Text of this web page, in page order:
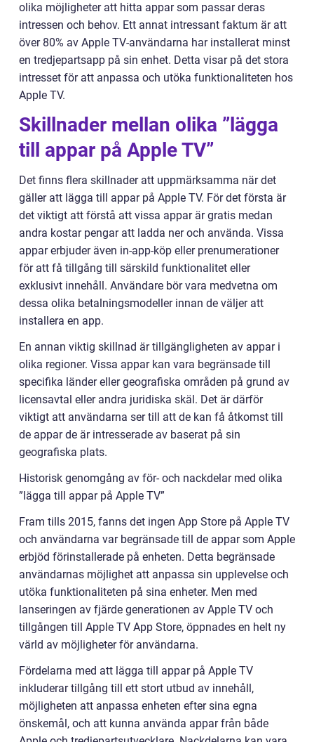
olika möjligheter att hitta appar som passar deras
intressen och behov. Ett annat intressant faktum är att
över 80% av Apple TV-användarna har installerat minst
en tredjepartsapp på sin enhet. Detta visar på det stora
intresset för att anpassa och utöka funktionaliteten hos
Apple TV.
Skillnader mellan olika ”lägga
till appar på Apple TV”
Det finns flera skillnader att uppmärksamma när det
gäller att lägga till appar på Apple TV. För det första är
det viktigt att förstå att vissa appar är gratis medan
andra kostar pengar att ladda ner och använda. Vissa
appar erbjuder även in-app-köp eller prenumerationer
för att få tillgång till särskild funktionalitet eller
exklusivt innehåll. Användare bör vara medvetna om
dessa olika betalningsmodeller innan de väljer att
installera en app.
En annan viktig skillnad är tillgängligheten av appar i
olika regioner. Vissa appar kan vara begränsade till
specifika länder eller geografiska områden på grund av
licensavtal eller andra juridiska skäl. Det är därför
viktigt att användarna ser till att de kan få åtkomst till
de appar de är intresserade av baserat på sin
geografiska plats.
Historisk genomgång av för- och nackdelar med olika
”lägga till appar på Apple TV”
Fram tills 2015, fanns det ingen App Store på Apple TV
och användarna var begränsade till de appar som Apple
erbjöd förinstallerade på enheten. Detta begränsade
användarnas möjlighet att anpassa sin upplevelse och
utöka funktionaliteten på sina enheter. Men med
lanseringen av fjärde generationen av Apple TV och
tillgången till Apple TV App Store, öppnades en helt ny
värld av möjligheter för användarna.
Fördelarna med att lägga till appar på Apple TV
inkluderar tillgång till ett stort utbud av innehåll,
möjligheten att anpassa enheten efter sina egna
önskemål, och att kunna använda appar från både